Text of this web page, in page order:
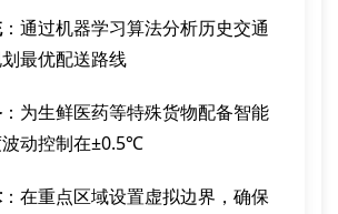
：通过机器学习算法分析历史交通
最优配送路线
：为生鲜医药等特殊货物配备智能
动控制在±0.5℃
：在重点区域设置虚拟边界，确保